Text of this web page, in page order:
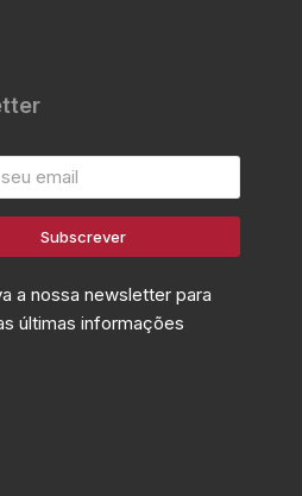
Subscrever
a nossa newsletter para
últimas informações